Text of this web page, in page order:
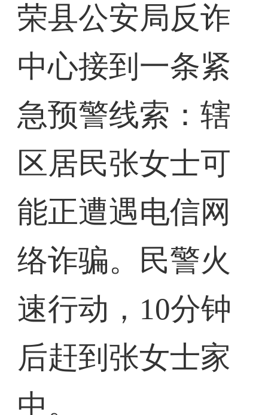
荣县公安局反诈
中心接到一条紧
急预警线索：辖
区居民张女士可
能正遭遇电信网
络诈骗。民警火
速行动，10分钟
后赶到张女士家
中。